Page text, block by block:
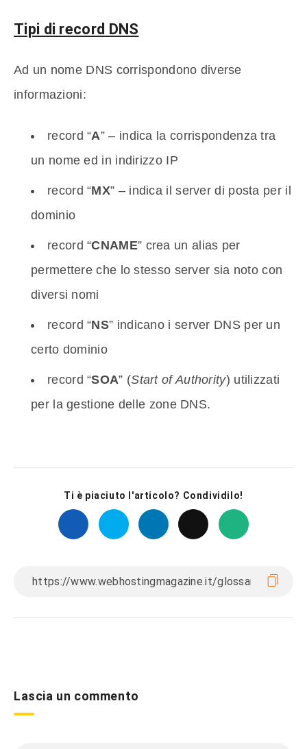
Tipi di record DNS
Ad un nome DNS corrispondono diverse
informazioni:
record “A” – indica la corrispondenza tra
un nome ed in indirizzo IP
record “MX” – indica il server di posta per il
dominio
record “CNAME” crea un alias per
permettere che lo stesso server sia noto con
diversi nomi
record “NS” indicano i server DNS per un
certo dominio
record “SOA” (Start of Authority) utilizzati
per la gestione delle zone DNS.
Ti è piaciuto l'articolo? Condividilo!
Lascia un commento